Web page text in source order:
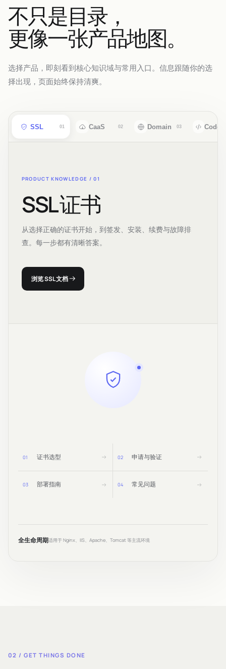
不只是目录，
更像一张产品地图。
选择产品，即刻看到核心知识域与常用入口。信息跟随你的选
择出现，页面始终保持清爽。
SSL 01 CaaS 02 Domain 03
PRODUCT KNOWLEDGE /01
SSL 证书
从选择正确的证书开始，到签发、安装、续费与故障排
查。每一步都有清晰答案。
浏览 SSL 文档
01 证书选型 02 申请与验证
03 部署指南 04 常见问题
全生命周期适用于 Nginx、IIS、Apache、Tomcat 等主流环境
02 / GET THINGS DONE